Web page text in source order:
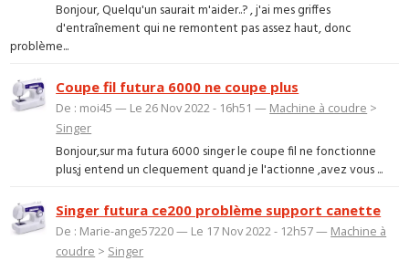
Bonjour, Quelqu'un saurait m'aider..? , j'ai mes griffes
d'entraînement qui ne remontent pas assez haut, donc
problème...
Coupe fil futura 6000 ne coupe plus
De : moi45 — Le 26 Nov 2022 - 16h51 — Machine à coudre >
Singer
Bonjour,sur ma futura 6000 singer le coupe fil ne fonctionne
plus;j entend un clequement quand je l'actionne ,avez vous ...
Singer futura ce200 problème support canette
De : Marie-ange57220 — Le 17 Nov 2022 - 12h57 — Machine à
coudre > Singer